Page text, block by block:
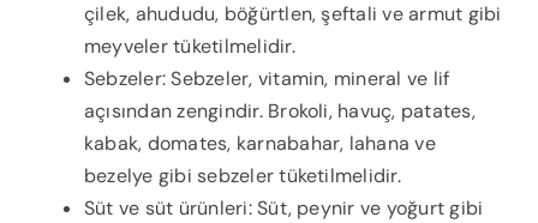
çilek, ahududu, böğürtlen, şeftali ve armut gibi
meyveler tüketilmelidir.
Sebzeler: Sebzeler, vitamin, mineral ve lif
açısından zengindir. Brokoli, havuç, patates,
kabak, domates, karnabahar, lahana ve
bezelye gibi sebzeler tüketilmelidir.
Süt ve süt ürünleri: Süt, peynir ve yoğurt gibi